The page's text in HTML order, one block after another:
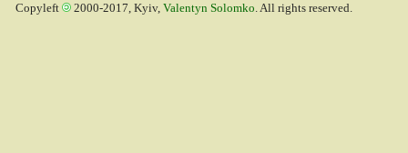
Copyleft 2000-2017, Kyiv, Valentyn Solomko. All rights reserved.